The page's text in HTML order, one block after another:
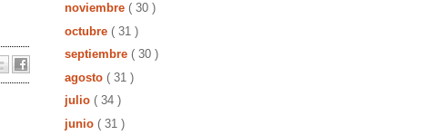
noviembre ( 30 )
octubre ( 31 )
septiembre ( 30 )
agosto ( 31 )
julio ( 34 )
junio ( 31 )